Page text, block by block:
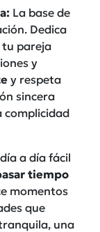
La base de
Dedica
pareja
y
y respeta
sincera
complicidad
a día fácil
tiempo
momentos
que
una